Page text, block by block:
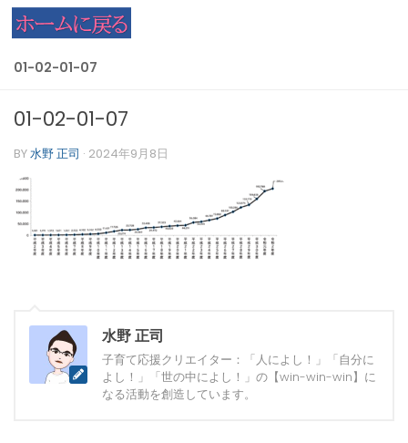
コンテンツへスキップ
01-02-01-07
01-02-01-07
BY水野 正司 · 2024年9月8日
水野 正司
子育て応援クリエイター：「人によし！」「自分に
よし！」「世の中によし！」の【win-win-win】に
なる活動を創造しています。